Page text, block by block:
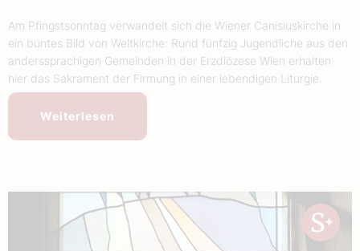
Am Pfingstsonntag verwandelt sich die Wiener Canisiuskirche in
ein buntes Bild von Weltkirche: Rund fünfzig Jugendliche aus den
anderssprachigen Gemeinden in der Erzdiözese Wien erhalten
hier das Sakrament der Firmung in einer lebendigen Liturgie.
Weiterlesen